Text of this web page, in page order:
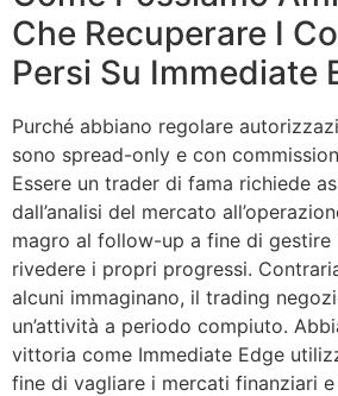
Che Recuperare I
Persi Su Immediate
Purché abbiano regolare
sono spread-only e con
Essere un trader di fama richiede
dall’analisi del mercato
magro al follow-up a fine di gestire
rivedere i propri progressi.
alcuni immaginano, il trading
un’attività a periodo compiuto.
vittoria come Immediate Edge
fine di vagliare i mercati finanziari